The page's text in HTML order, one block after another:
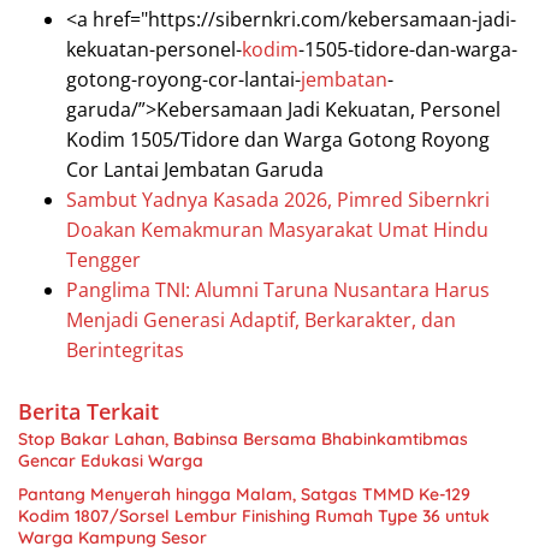
<a href="https://sibernkri.com/kebersamaan-jadi-
kekuatan-personel-kodim-1505-tidore-dan-warga-
gotong-royong-cor-lantai-jembatan-
garuda/”>Kebersamaan Jadi Kekuatan, Personel
Kodim 1505/Tidore dan Warga Gotong Royong
Cor Lantai Jembatan Garuda
Sambut Yadnya Kasada 2026, Pimred Sibernkri
Doakan Kemakmuran Masyarakat Umat Hindu
Tengger
Panglima TNI: Alumni Taruna Nusantara Harus
Menjadi Generasi Adaptif, Berkarakter, dan
Berintegritas
Berita Terkait
Stop Bakar Lahan, Babinsa Bersama Bhabinkamtibmas
Gencar Edukasi Warga
Pantang Menyerah hingga Malam, Satgas TMMD Ke-129
Kodim 1807/Sorsel Lembur Finishing Rumah Type 36 untuk
Warga Kampung Sesor